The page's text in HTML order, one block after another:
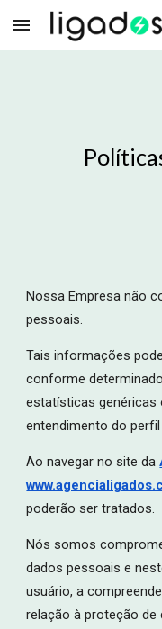
Skip to main content
Nossa Empresa não
pessoais.
Tais informações
conforme
estatísticas genéricas
entendimento do
Ao navegar no site da
poderão ser tratados.
Nós somos
dados pessoais e
usuário, a
relação à proteção de